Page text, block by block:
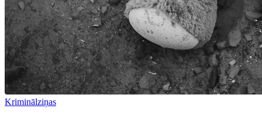
Kriminālziņas